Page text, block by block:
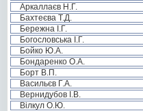
Аркаллаєв Н.Г.
Бахтеєва Т.Д.
Бережна І.Г.
Богословська І.Г.
Бойко Ю.А.
Бондаренко О.А.
Борт В.П.
Васильєв Г.А.
Вернидубов І.В.
Вілкул О.Ю.